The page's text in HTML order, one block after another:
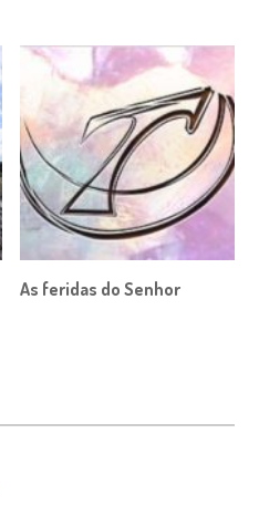
As feridas do Senhor